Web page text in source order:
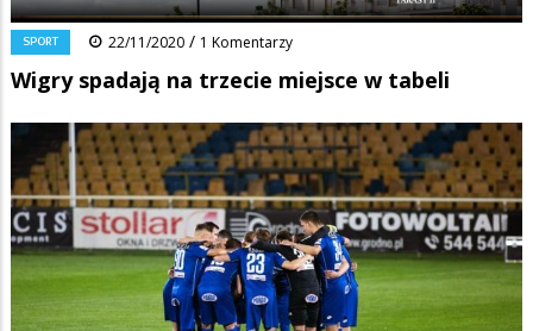
SPORT 22/11/2020 / 1 Komentarzy
Wigry spadają na trzecie miejsce w tabeli